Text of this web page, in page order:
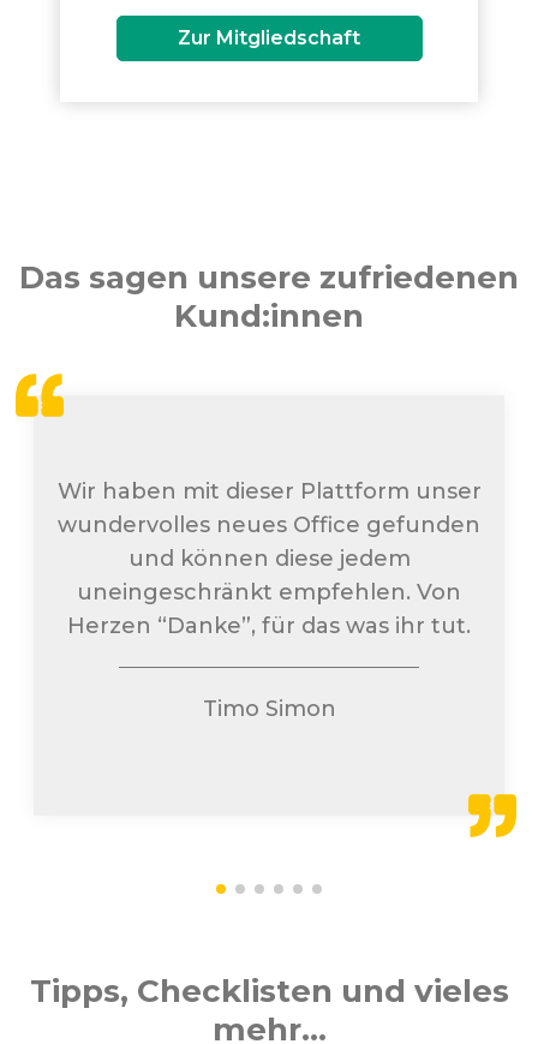
Zur Mitgliedschaft
Das sagen unsere zufriedenen
Kund:innen
Wir haben mit dieser Plattform unser
wundervolles neues Office gefunden
und können diese jedem
uneingeschränkt empfehlen. Von
Herzen “Danke”, für das was ihr tut.
Timo Simon
Tipps, Checklisten und vieles
mehr...